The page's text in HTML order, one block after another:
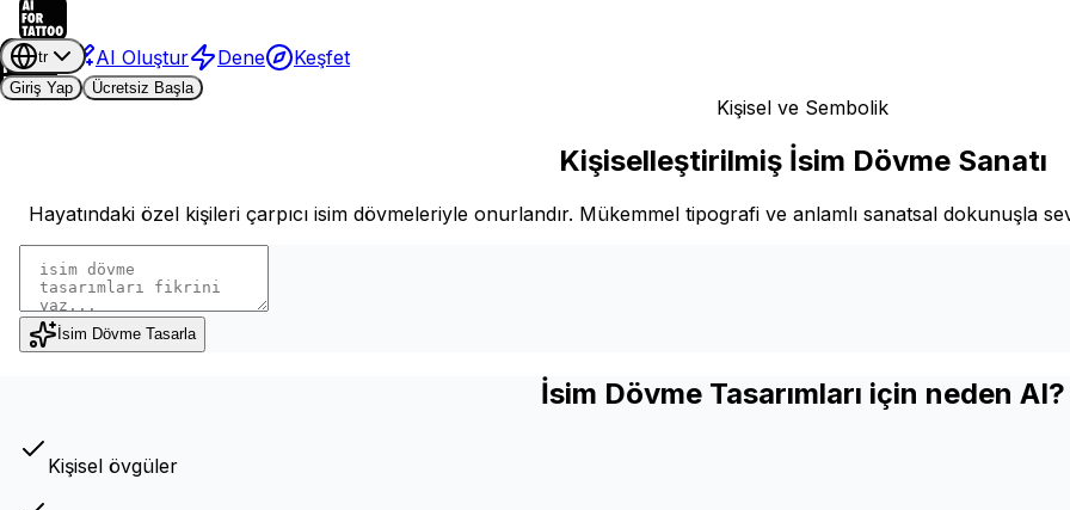
AI Oluştur Dene Keşfet
tr
Giriş Yap
Ücretsiz Başla
Kişisel ve Sembolik
Kişiselleştirilmiş İsim Dövme Sanatı
Hayatındaki özel kişileri çarpıcı isim dövmeleriyle onurlandır. Mükemmel tipografi ve anlamlı sanatsal dokunuşla
İsim Dövme Tasarla
İsim Dövme Tasarımları için neden AI?
Kişisel övgüler